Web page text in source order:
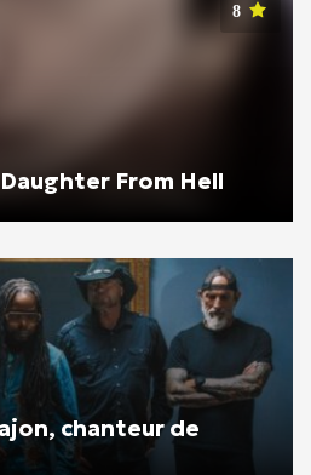
8
From Hell
chanteur de